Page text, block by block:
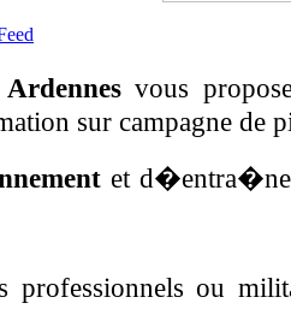
vous
sur campagne de
et
professionnels ou